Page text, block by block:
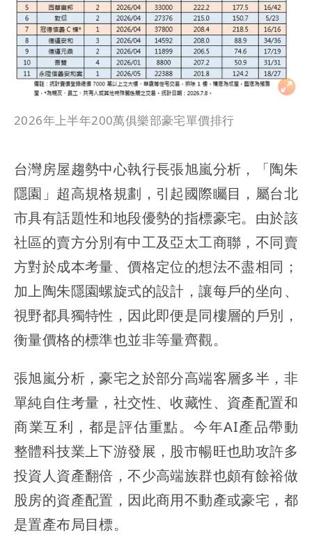
2026年上半年200萬俱樂部豪宅單價排行
台灣房屋趨勢中心執行長張旭嵐分析，「陶朱
隱園」超高規格規劃，引起國際矚目，屬台北
市具有話題性和地段優勢的指標豪宅。由於該
社區的賣方分別有中工及亞太工商聯，不同賣
方對於成本考量、價格定位的想法不盡相同；
加上陶朱隱園螺旋式的設計，讓每戶的坐向、
視野都具獨特性，因此即便是同樓層的戶別，
衡量價格的標準也並非等量齊觀。
張旭嵐分析，豪宅之於部分高端客層多半，非
單純自住考量，社交性、收藏性、資產配置和
商業互利，都是評估重點。今年AI產品帶動
整體科技業上下游發展，股市暢旺也助攻許多
投資人資產翻倍，不少高端族群也頗有餘裕做
股房的資產配置，因此商用不動產或豪宅，都
是置產布局目標。